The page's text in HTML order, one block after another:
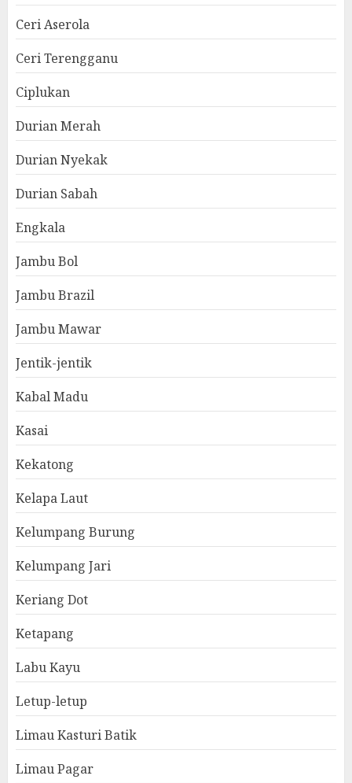
Ceri Aserola
Ceri Terengganu
Ciplukan
Durian Merah
Durian Nyekak
Durian Sabah
Engkala
Jambu Bol
Jambu Brazil
Jambu Mawar
Jentik-jentik
Kabal Madu
Kasai
Kekatong
Kelapa Laut
Kelumpang Burung
Kelumpang Jari
Keriang Dot
Ketapang
Labu Kayu
Letup-letup
Limau Kasturi Batik
Limau Pagar